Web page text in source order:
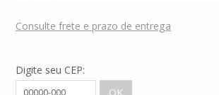
Consulte frete e prazo de entrega
Digite seu CEP: